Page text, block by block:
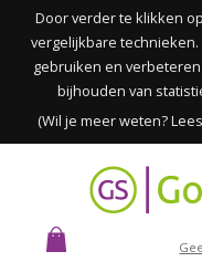
Door verder te klikken
vergelijkbare
gebruiken en
bijhouden van
(Wil je meer weten?